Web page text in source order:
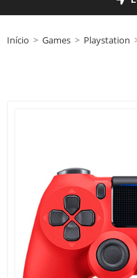
Início > Games > Playstation